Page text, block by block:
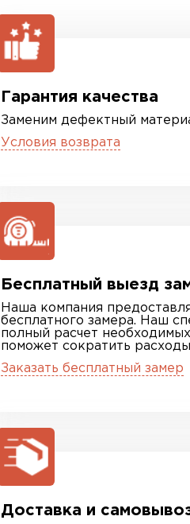
Гарантия качества
Заменим дефектный
Условия возврата
Бесплатный выезд
Наша компания
бесплатного замера. Наш
полный расчет
поможет сократить
Заказать бесплатный замер
Доставка и